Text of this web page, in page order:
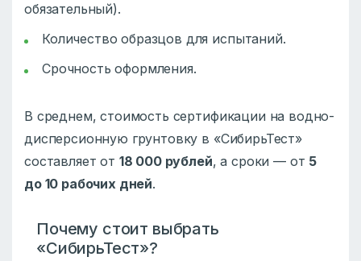
обязательный).
Количество образцов для испытаний.
Срочность оформления.
В среднем, стоимость сертификации на водно-
дисперсионную грунтовку в «СибирьТест»
составляет от 18 000 рублей, а сроки — от 5
до 10 рабочих дней.
Почему стоит выбрать
«СибирьТест»?